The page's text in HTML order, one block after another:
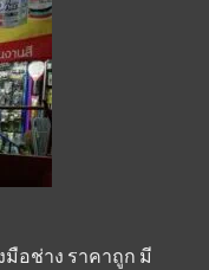
อช่าง ราคาถูก มี